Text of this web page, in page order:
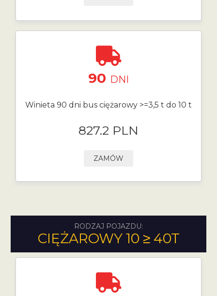
90 DNI
Winieta 90 dni bus ciężarowy >=3,5 t do 10 t
827.2 PLN
ZAMÓW
RODZAJ POJAZDU:
CIĘŻAROWY 10 ≥ 40T